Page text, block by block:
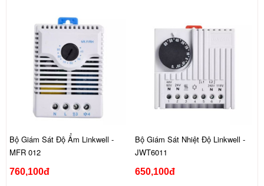
Bộ Giám Sát Độ Ẩm Linkwell -
MFR 012
760,100đ
Bộ Giám Sát Nhiệt Độ Linkwell -
JWT6011
650,100đ